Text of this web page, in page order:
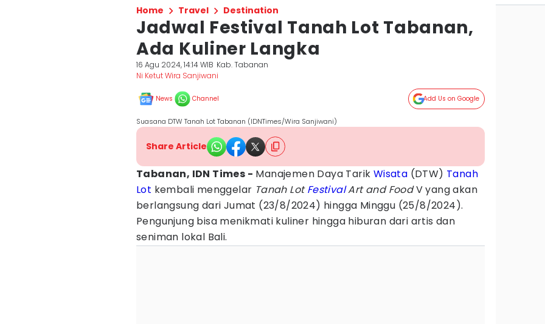
Home Travel Destination
Jadwal Festival Tanah Lot Tabanan,
Ada Kuliner Langka
16 Agu 2024, 14:14 WIB Kab. Tabanan
Ni Ketut Wira Sanjiwani
News Channel Add Us on Google
Suasana DTW Tanah Lot Tabanan (IDNTimes/Wira Sanjiwani)
Share Article
Tabanan, IDN Times - Manajemen Daya Tarik Wisata (DTW) Tanah
Lot kembali menggelar Tanah LotFestivalArt and FoodV yang akan
berlangsung dari Jumat (23/8/2024) hingga Minggu (25/8/2024).
Pengunjung bisa menikmati kuliner hingga hiburan dari artis dan
seniman lokal Bali.